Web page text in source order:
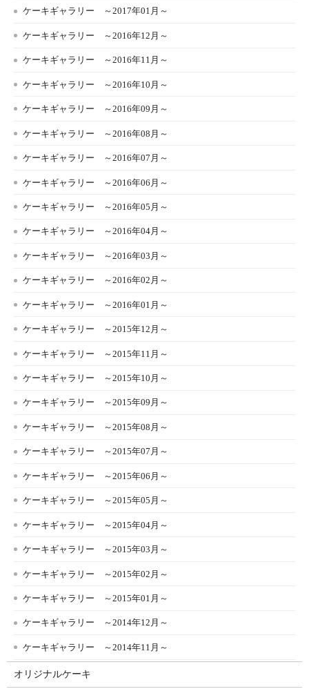
ケーキギャラリー ～2017年01月～
ケーキギャラリー ～2016年12月～
ケーキギャラリー ～2016年11月～
ケーキギャラリー ～2016年10月～
ケーキギャラリー ～2016年09月～
ケーキギャラリー ～2016年08月～
ケーキギャラリー ～2016年07月～
ケーキギャラリー ～2016年06月～
ケーキギャラリー ～2016年05月～
ケーキギャラリー ～2016年04月～
ケーキギャラリー ～2016年03月～
ケーキギャラリー ～2016年02月～
ケーキギャラリー ～2016年01月～
ケーキギャラリー ～2015年12月～
ケーキギャラリー ～2015年11月～
ケーキギャラリー ～2015年10月～
ケーキギャラリー ～2015年09月～
ケーキギャラリー ～2015年08月～
ケーキギャラリー ～2015年07月～
ケーキギャラリー ～2015年06月～
ケーキギャラリー ～2015年05月～
ケーキギャラリー ～2015年04月～
ケーキギャラリー ～2015年03月～
ケーキギャラリー ～2015年02月～
ケーキギャラリー ～2015年01月～
ケーキギャラリー ～2014年12月～
ケーキギャラリー ～2014年11月～
オリジナルケーキ